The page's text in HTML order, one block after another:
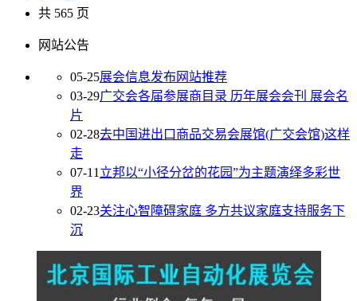
共 565 页
网站公告
05-25展会信息发布网站推荐
03-29广交会各届参展商目录 历年展会会刊 展会名
片
02-28去中国进出口商品交易会展馆(广交会馆)这样
走
07-11立邦以“小径分岔的花园”为主题演绎多彩世
界
02-23关注心智障碍家庭 多方共议家庭支持服务下
沉